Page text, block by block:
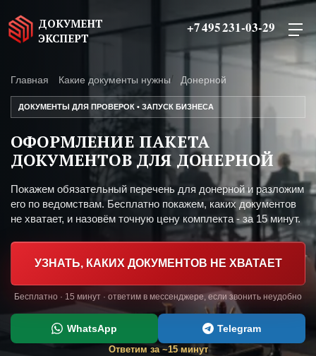
ДОКУМЕНТ
ЭКСПЕРТ
+7 495 231-03-29
Главная Какие документы нужны Донерной
ДОКУМЕНТЫ ДЛЯ ПРОВЕРОК • ЗАПУСК БИЗНЕСА
ОФОРМЛЕНИЕ ПАКЕТА
ДОКУМЕНТОВ ДЛЯ ДОНЕРНОЙ
Покажем обязательный перечень для донерной и разложим
его по ведомствам. Бесплатно покажем, каких документов
не хватает, и назовём точную цену комплекта - за 15 минут.
УЗНАТЬ, КАКИХ ДОКУМЕНТОВ НЕ ХВАТАЕТ
Бесплатно · 15 минут · ответим в мессенджере, если звонить неудобно
WhatsApp Telegram
Ответим за ~15 минут